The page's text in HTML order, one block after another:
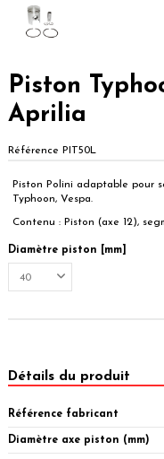
Piston
Aprilia
Référence PIT50L
Piston Polini adaptable pour
Typhoon, Vespa.
Contenu : Piston (axe 12),
Diamètre piston [mm]
Détails du produit
Référence fabricant
Diamètre axe piston (mm)